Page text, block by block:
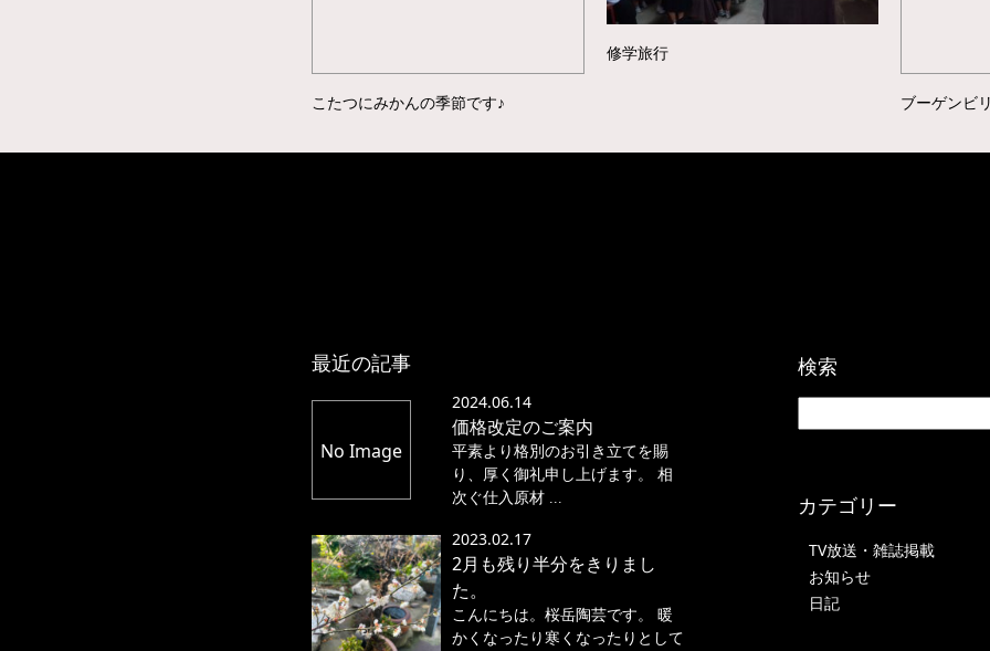
こたつにみかんの季節です♪
修学旅行
ブーゲンビ
最近の記事
No Image
2024.06.14
価格改定のご案内
平素より格別のお引き立てを賜
り、厚く御礼申し上げます。 相
次ぐ仕入原材 ...
2023.02.17
2月も残り半分をきりまし
た。
こんにちは。桜岳陶芸です。 暖
かくなったり寒くなったりとして
検索
カテゴリー
TV放送・雑誌掲載
お知らせ
日記